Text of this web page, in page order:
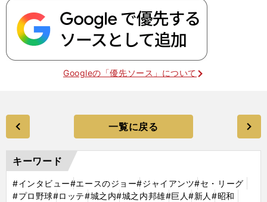
Googleの「優先ソース」について
一覧に戻る
キーワード
#インタビュー#エースのジョー#ジャイアンツ#セ・リーグ
#プロ野球#ロッテ#城之内#城之内邦雄#巨人#新人#昭和